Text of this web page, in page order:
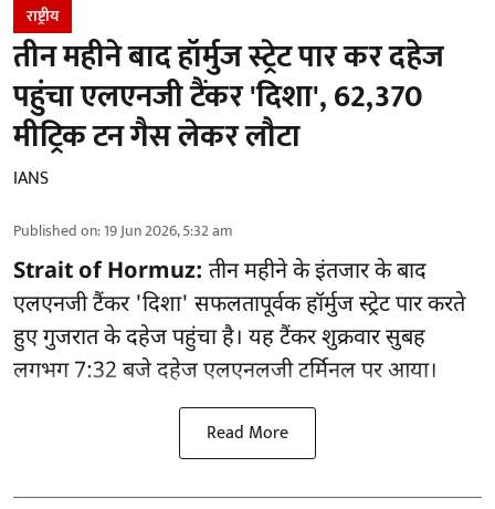
राष्ट्रीय
तीन महीने बाद हॉर्मुज स्ट्रेट पार कर दहेज
पहुंचा एलएनजी टैंकर 'दिशा', 62,370
मीट्रिक टन गैस लेकर लौटा
IANS
Published on:19 Jun 2026, 5:32 am
Strait of Hormuz: तीन महीने के इंतजार के बाद
एलएनजी टैंकर 'दिशा' सफलतापूर्वक हॉर्मुज स्ट्रेट पार करते
हुए गुजरात के दहेज पहुंचा है। यह टैंकर शुक्रवार सुबह
लगभग 7:32 बजे दहेज एलएनलजी टर्मिनल पर आया।
Read More